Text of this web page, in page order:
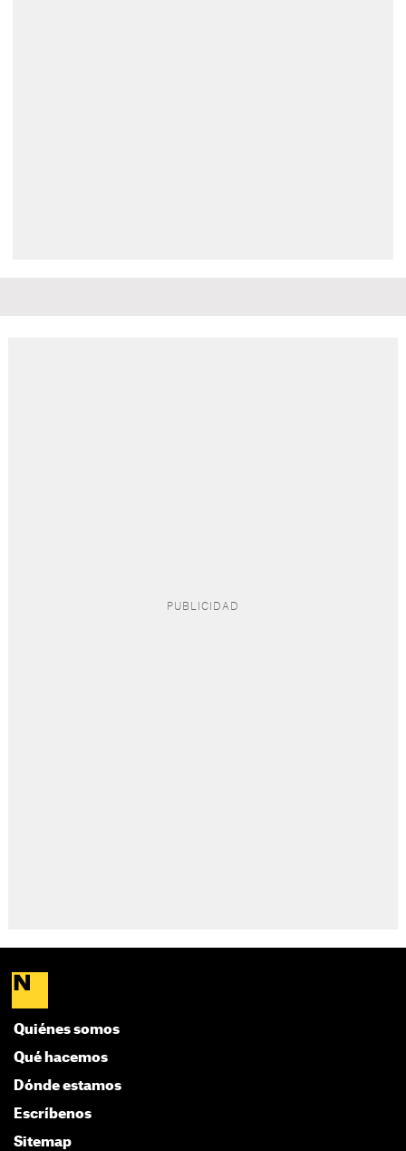
Quiénes somos
Qué hacemos
Dónde estamos
Escríbenos
Sitemap